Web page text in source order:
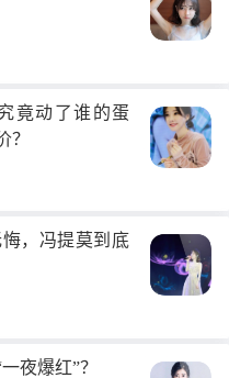
竟动了谁的蛋
？
，冯提莫到底
夜爆红”？